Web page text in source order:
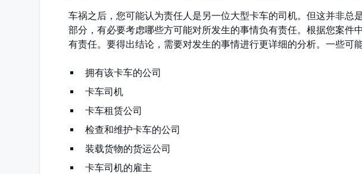
车祸之后，您可能认为责任人是另一位大型卡车的司机。但这并非总
部分，有必要考虑哪些方可能对所发生的事情负有责任。根据您案件
有责任。要得出结论，需要对发生的事情进行更详细的分析。一些可
拥有该卡车的公司
卡车司机
卡车租赁公司
检查和维护卡车的公司
装载货物的货运公司
卡车司机的雇主